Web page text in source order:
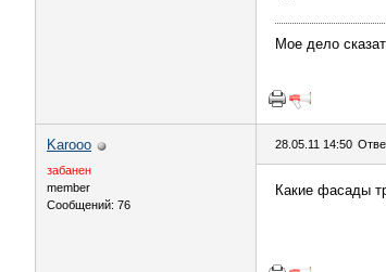
Мое дело
Karooo
забанен
member
Сообщений: 76
28.05.11 14:50
Какие фасады